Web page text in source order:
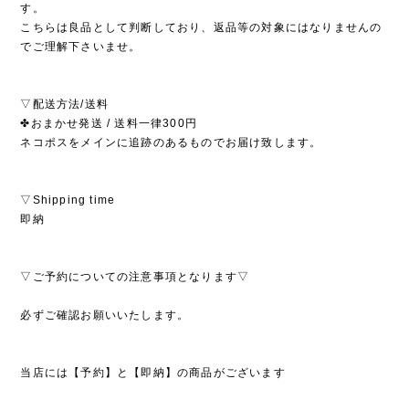
す。
こちらは良品として判断しており、返品等の対象にはなりませんの
でご理解下さいませ。
▽配送方法/送料
✤おまかせ発送 / 送料一律300円
ネコポスをメインに追跡のあるものでお届け致します。
▽Shipping time
即納
▽ご予約についての注意事項となります▽
必ずご確認お願いいたします。
当店には【予約】と【即納】の商品がございます